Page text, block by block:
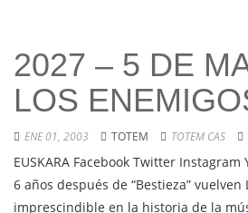
2027 – 5 DE
LOS
ENE 01, 2003 TOTEM TOTEM CAS
EUSKARA Facebook Twitter Instagram
6 años después de “Bestieza” vuelven
imprescindible en la historia de la